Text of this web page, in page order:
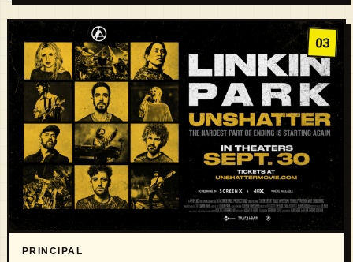
03
PRINCIPAL